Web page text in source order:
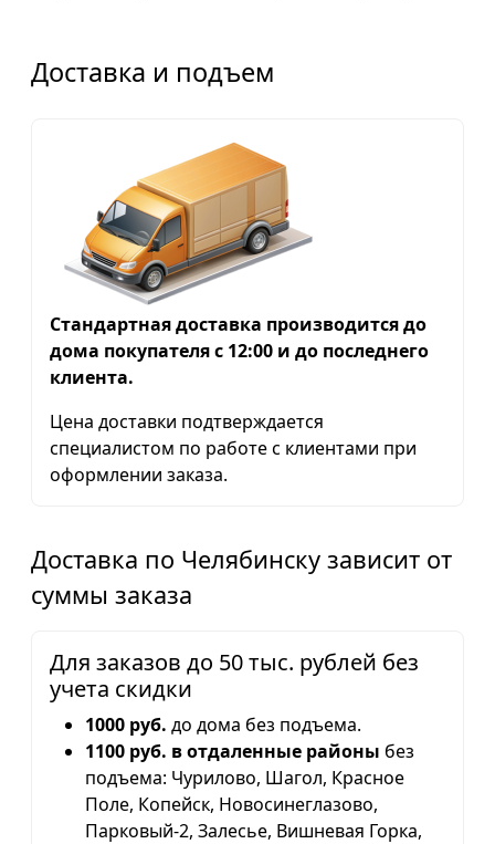
Доставка и подъем
Стандартная доставка производится до
дома покупателя с 12:00 и до последнего
клиента.
Цена доставки подтверждается
специалистом по работе с клиентами при
оформлении заказа.
Доставка по Челябинску зависит от
суммы заказа
Для заказов до 50 тыс. рублей без
учета скидки
1000 руб. до дома без подъема.
1100 руб. в отдаленные районы без
подъема: Чурилово, Шагол, Красное
Поле, Копейск, Новосинеглазово,
Парковый-2, Залесье, Вишневая Горка,